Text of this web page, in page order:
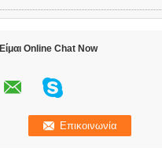
Είμαι Online Chat Now